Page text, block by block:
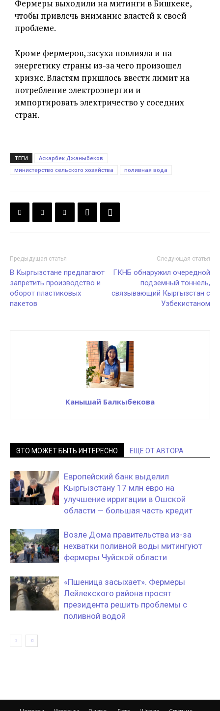
Фермеры выходили на митинги в Бишкеке,
чтобы привлечь внимание властей к своей
проблеме.
Кроме фермеров, засуха повлияла и на
энергетику страны из-за чего произошел
кризис. Властям пришлось ввести лимит на
потребление электроэнергии и
импортировать электричество у соседних
стран.
ТЕГИ
Аскарбек Джаныбеков
министерство сельского хозяйства
поливная вода
Предыдущая статья
В Кыргызстане предлагают
запретить производство и
оборот пластиковых
пакетов
Следующая статья
ГКНБ обнаружил очередной
подземный тоннель,
связывающий Кыргызстан с
Узбекистаном
Канышай Балкыбекова
ЭТО МОЖЕТ БЫТЬ ИНТЕРЕСНО ЕЩЕ ОТ АВТОРА
Европейский банк выделил
Кыргызстану 17 млн евро на
улучшение ирригации в Ошской
области — большая часть кредит
Возле Дома правительства из-за
нехватки поливной воды митингуют
фермеры Чуйской области
«Пшеница засыхает». Фермеры
Лейлекского района просят
президента решить проблемы с
поливной водой